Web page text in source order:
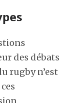
des débats
rugby n’est